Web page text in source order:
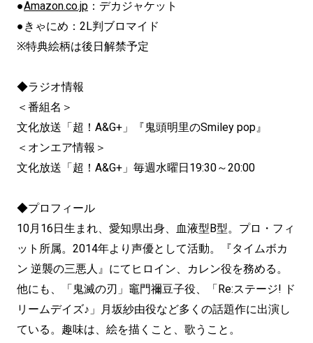
●Amazon.co.jp ：デカジャケット
●きゃにめ：2L判ブロマイド
※特典絵柄は後日解禁予定
◆ラジオ情報
＜番組名＞
文化放送「超！A&G+」『鬼頭明里のSmiley pop』
＜オンエア情報＞
文化放送「超！A&G+」毎週水曜日19:30～20:00
◆プロフィール
10月16日生まれ、愛知県出身、血液型B型。プロ・フィ
ット所属。2014年より声優として活動。『タイムボカ
ン 逆襲の三悪人』にてヒロイン、カレン役を務める。
他にも、「鬼滅の刃」竈門禰豆子役、「Re:ステージ! ド
リームデイズ♪」月坂紗由役など多くの話題作に出演し
ている。趣味は、絵を描くこと、歌うこと。